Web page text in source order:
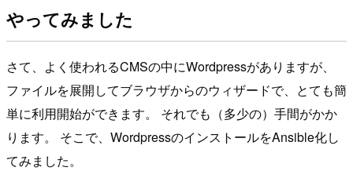
やってみました
さて、よく使われるCMSの中にWordpressがありますが、
ファイルを展開してブラウザからのウィザードで、とても簡
単に利用開始ができます。 それでも（多少の）手間がかか
ります。 そこで、WordpressのインストールをAnsible化し
てみました。